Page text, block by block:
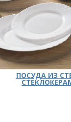
ПОСУДА ИЗ